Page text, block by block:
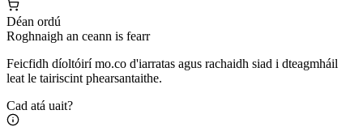
Déan ordú
Roghnaigh an ceann is fearr
Feicfidh díoltóirí mo.co d'iarratas agus rachaidh siad i dteagmháil
leat le tairiscint phearsantaithe.
Cad atá uait?